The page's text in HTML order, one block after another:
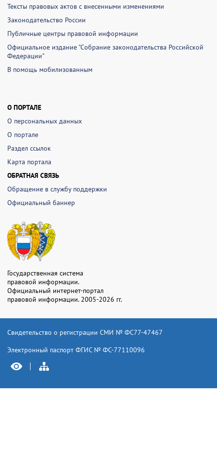
Тексты правовых актов с внесенными изменениями
Законодательство России
Публичные центры правовой информации
Официальное издание "Собрание законодательства Российской
Федерации"
В помощь мобилизованным
О ПОРТАЛЕ
О персональных данных
О портале
Раздел ссылок
Карта портала
ОБРАТНАЯ СВЯЗЬ
Обращение в службу поддержки
Официальный баннер
Государственная система
правовой информации.
Официальный интернет-портал
правовой информации. 2005-2026 гг.
Свидетельство о регистрации СМИ № ФС77-47467
Электронный паспорт ФГИС № ФС-77110096